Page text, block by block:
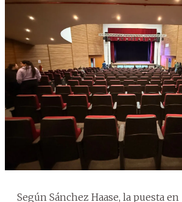
Según Sánchez Haase, la puesta en